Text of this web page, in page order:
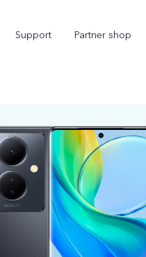
Support Partner shop